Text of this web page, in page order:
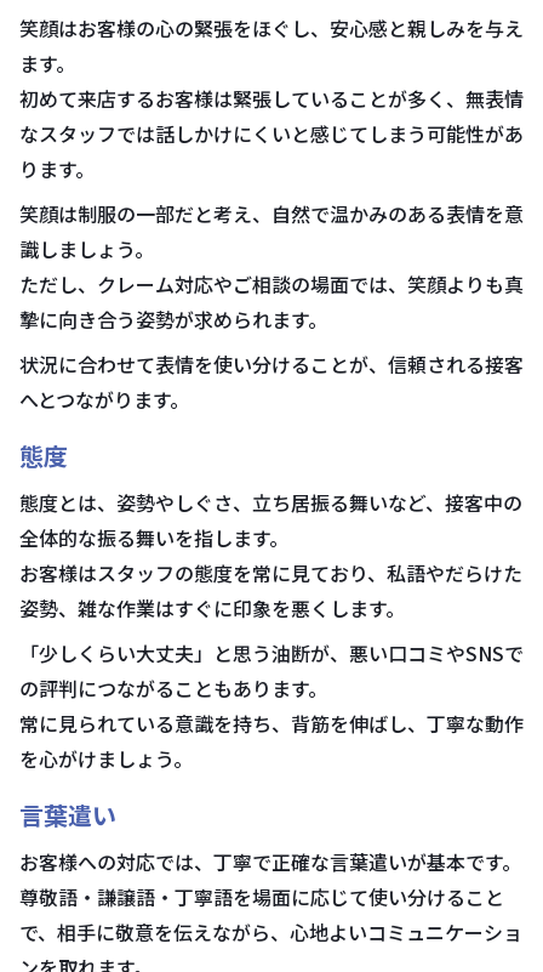
笑顔はお客様の心の緊張をほぐし、安心感と親しみを与え
ます。
初めて来店するお客様は緊張していることが多く、無表情
なスタッフでは話しかけにくいと感じてしまう可能性があ
ります。
笑顔は制服の一部だと考え、自然で温かみのある表情を意
識しましょう。
ただし、クレーム対応やご相談の場面では、笑顔よりも真
摯に向き合う姿勢が求められます。
状況に合わせて表情を使い分けることが、信頼される接客
へとつながります。
態度
態度とは、姿勢やしぐさ、立ち居振る舞いなど、接客中の
全体的な振る舞いを指します。
お客様はスタッフの態度を常に見ており、私語やだらけた
姿勢、雑な作業はすぐに印象を悪くします。
「少しくらい大丈夫」と思う油断が、悪い口コミやSNSで
の評判につながることもあります。
常に見られている意識を持ち、背筋を伸ばし、丁寧な動作
を心がけましょう。
言葉遣い
お客様への対応では、丁寧で正確な言葉遣いが基本です。
尊敬語・謙譲語・丁寧語を場面に応じて使い分けること
で、相手に敬意を伝えながら、心地よいコミュニケーショ